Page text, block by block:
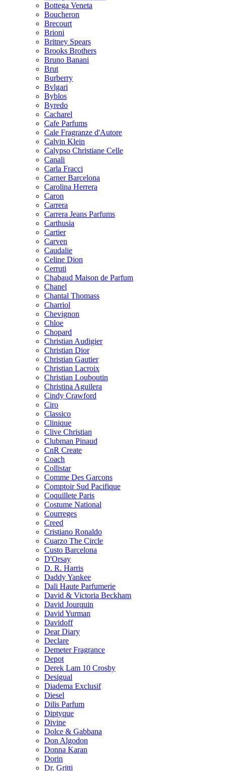
Bottega Veneta
Boucheron
Brecourt
Brioni
Britney Spears
Brooks Brothers
Bruno Banani
Brut
Burberry
Bvlgari
Byblos
Byredo
Cacharel
Cafe Parfums
Cale Fragranze d'Autore
Calvin Klein
Calypso Christiane Celle
Canali
Carla Fracci
Carner Barcelona
Carolina Herrera
Caron
Carrera
Carrera Jeans Parfums
Carthusia
Cartier
Carven
Caudalie
Celine Dion
Cerruti
Chabaud Maison de Parfum
Chanel
Chantal Thomass
Charriol
Chevignon
Chloe
Chopard
Christian Audigier
Christian Dior
Christian Gautier
Christian Lacroix
Christian Louboutin
Christina Aguilera
Cindy Crawford
Ciro
Classico
Clinique
Clive Christian
Clubman Pinaud
CnR Create
Coach
Collistar
Comme Des Garcons
Comptoir Sud Pacifique
Coquillete Paris
Costume National
Courreges
Creed
Cristiano Ronaldo
Cuarzo The Circle
Custo Barcelona
D'Orsay
D. R. Harris
Daddy Yankee
Dali Haute Parfumerie
David & Victoria Beckham
David Jourquin
David Yurman
Davidoff
Dear Diary
Declare
Demeter Fragrance
Depot
Derek Lam 10 Crosby
Desigual
Diadema Exclusif
Diesel
Dilis Parfum
Diptyque
Divine
Dolce & Gabbana
Don Algodon
Donna Karan
Dorin
Dr. Gritti